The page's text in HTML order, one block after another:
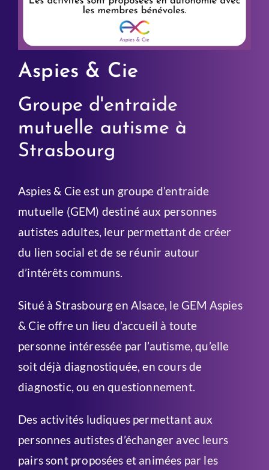
Aspies & Cie
Groupe d'entraide
mutuelle autisme à
Strasbourg
Aspies & Cie est un groupe d’entraide
mutuelle (GEM) destiné aux personnes
autistes adultes, leur permettant de créer
du lien social et de se réunir autour
d’intérêts communs.
Situé à Strasbourg en Alsace, le GEM Aspies
& Cie offre un lieu d’accueil à toute
personne intéressée par l’autisme, qu’elle
soit déjà diagnostiquée, en cours de
diagnostic, ou en questionnement.
Des activités ludiques permettant aux
personnes autistes d’échanger avec leurs
pairs sont proposées et animées par les